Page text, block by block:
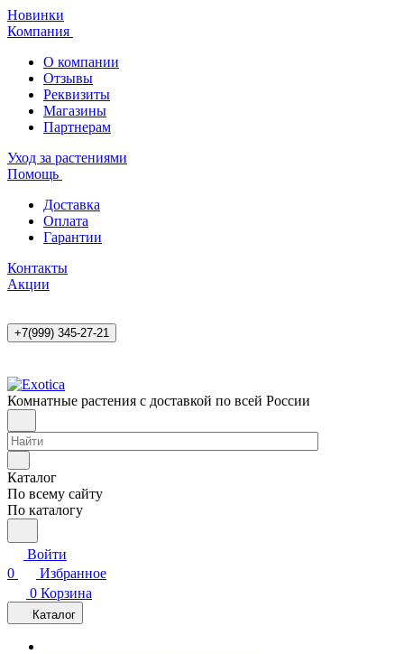
Новинки
Компания
О компании
Отзывы
Реквизиты
Магазины
Партнерам
Уход за растениями
Помощь
Доставка
Оплата
Гарантии
Контакты
Акции
+7(999) 345-27-21
Комнатные растения с доставкой по всей России
Каталог
По всему сайту
По каталогу
Войти
0
Избранное
0 Корзина
Каталог